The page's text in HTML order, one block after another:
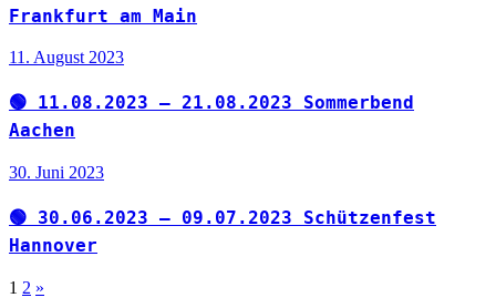
Frankfurt am Main
11. August 2023
🟢 11.08.2023 – 21.08.2023 Sommerbend
Aachen
30. Juni 2023
🟢 30.06.2023 – 09.07.2023 Schützenfest
Hannover
Seitennummerierung
1 2 Nächste
»